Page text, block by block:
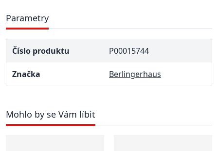
Parametry
Číslo produktu P00015744
Značka Berlingerhaus
Mohlo by se Vám líbit